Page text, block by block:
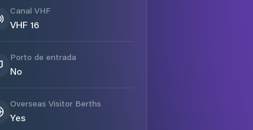
Canal VHF
VHF 16
Porto de entrada
No
Overseas Visitor Berths
Yes